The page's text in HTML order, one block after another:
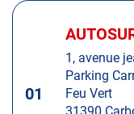
Appuyer
pour01
Centre
:1, avenue
Parking
Feu Vert
31390